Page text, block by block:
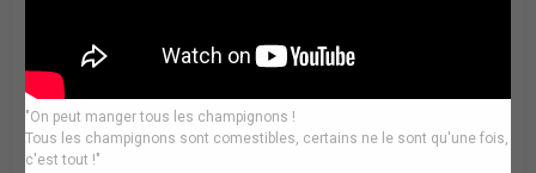
"On peut manger tous les champignons !
Tous les champignons sont comestibles, certains ne le sont qu'une fois,
c'est tout !"